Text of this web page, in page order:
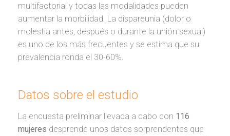
multifactorial y todas las modalidades pueden
aumentar la morbilidad. La dispareunia (dolor o
molestia antes, después o durante la unión sexual)
es uno de los más frecuentes y se estima que su
prevalencia ronda el 30-60%.
Datos sobre el estudio
La encuesta preliminar llevada a cabo con 116
mujeres desprende unos datos sorprendentes que